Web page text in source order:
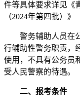
件等具体要求详见《
（2024年第四批）》
警务辅助人员在公
行辅助性警务职责，
使用，不具有公务员
受人民警察的待遇。
二、报考条件